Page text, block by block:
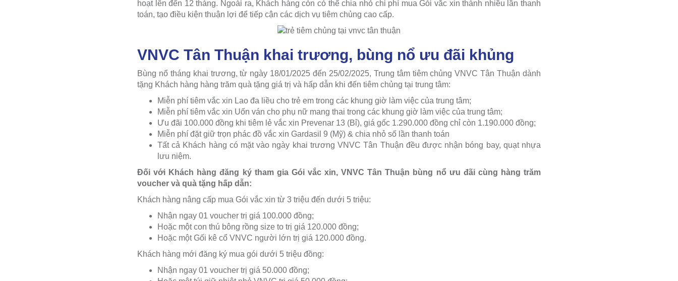
hoạt lên đến 12 tháng. Ngoài ra, Khách hàng còn có thể chia nhỏ chi phí mua Gói vắc xin thành nhiều lần thanh
toán, tạo điều kiện thuận lợi để tiếp cận các dịch vụ tiêm chủng cao cấp.
VNVC Tân Thuận khai trương, bùng nổ ưu đãi khủng
Bùng nổ tháng khai trương, từ ngày 18/01/2025 đến 25/02/2025, Trung tâm tiêm chủng VNVC Tân Thuận dành
tặng Khách hàng hàng trăm quà tặng giá trị và hấp dẫn khi đến tiêm chủng tại trung tâm:
Miễn phí tiêm vắc xin Lao đa liều cho trẻ em trong các khung giờ làm việc của trung tâm;
Miễn phí tiêm vắc xin Uốn ván cho phụ nữ mang thai trong các khung giờ làm việc của trung tâm;
Ưu đãi 100.000 đồng khi tiêm lẻ vắc xin Prevenar 13 (Bỉ), giá gốc 1.290.000 đồng chỉ còn 1.190.000 đồng;
Miễn phí đặt giữ trọn phác đồ vắc xin Gardasil 9 (Mỹ) & chia nhỏ số lần thanh toán
Tất cả Khách hàng có mặt vào ngày khai trương VNVC Tân Thuận đều được nhận bóng bay, quạt nhựa
lưu niệm.
Đối với Khách hàng đăng ký tham gia Gói vắc xin, VNVC Tân Thuận bùng nổ ưu đãi cùng hàng trăm
voucher và quà tặng hấp dẫn:
Khách hàng nâng cấp mua Gói vắc xin từ 3 triệu đến dưới 5 triệu:
Nhận ngay 01 voucher trị giá 100.000 đồng;
Hoặc một con thú bông rồng size to trị giá 120.000 đồng;
Hoặc một Gối kê cổ VNVC người lớn trị giá 120.000 đồng.
Khách hàng mới đăng ký mua gói dưới 5 triệu đồng:
Nhận ngay 01 voucher trị giá 50.000 đồng;